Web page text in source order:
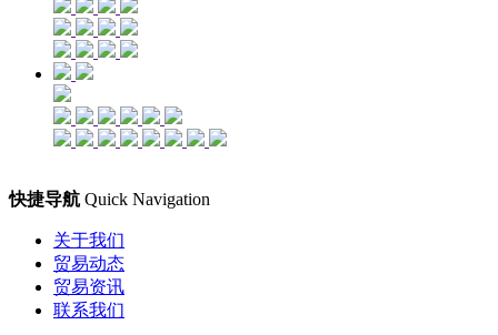
快捷导航 Quick Navigation
关于我们
贸易动态
贸易资讯
联系我们